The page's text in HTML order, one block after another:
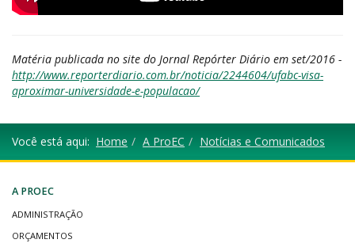
Matéria publicada no site do Jornal Repórter Diário em set/2016 -
http://www.reporterdiario.com.br/noticia/2244604/ufabc-visa-
aproximar-universidade-e-populacao/
Você está aqui: Home A ProEC Notícias e Comunicados
A PROEC
ADMINISTRAÇÃO
ORÇAMENTOS